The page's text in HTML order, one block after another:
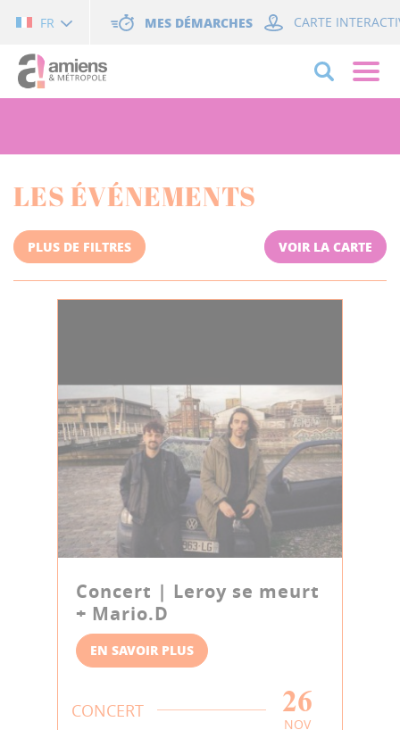
FR MES DÉMARCHES CARTE
LES ÉVÉNEMENTS
PLUS DE FILTRES VOIR LA CARTE
Concert | Leroy se meurt
+ Mario.D
EN SAVOIR PLUS
CONCERT 26
NOV